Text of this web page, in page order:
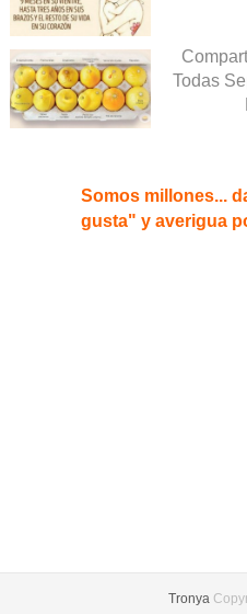
Todas
Somos millones...
gusta" y averigua
Tronya